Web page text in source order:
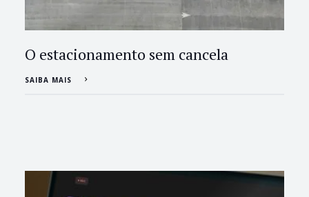
O estacionamento sem cancela
SAIBA MAIS